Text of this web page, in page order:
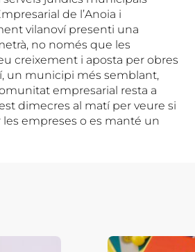
de l’Anoia i
vilanoví presenti una
no només que les
creixement i aposta per obres
un municipi més semblant,
empresarial resta a
dimecres al matí per veure si
empreses o es manté un